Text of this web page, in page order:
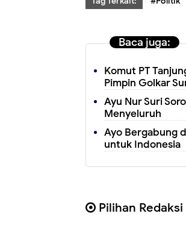
Baca juga:
Komut PT
Pimpin Golkar
Ayu Nur Suri
Menyeluruh
Ayo Bergabung
untuk Indonesia
Pilihan Redaksi